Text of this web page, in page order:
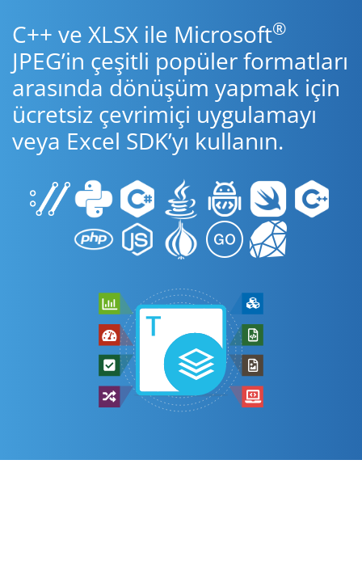
C++ ve XLSX ile Microsoft®
JPEG’in çeşitli popüler formatları
arasında dönüşüm yapmak için
ücretsiz çevrimiçi uygulamayı
veya Excel SDK’yı kullanın.